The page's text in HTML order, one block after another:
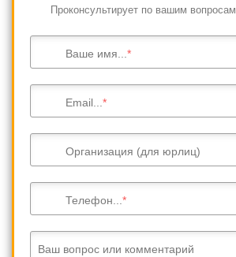
Проконсультирует по вашим вопросам
Ваше имя...
Email...
Организация (для юрлиц)
Телефон...
Ваш вопрос или комментарий